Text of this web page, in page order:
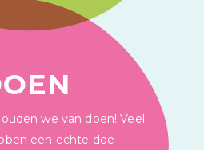
we van doen! Veel
een echte doe-